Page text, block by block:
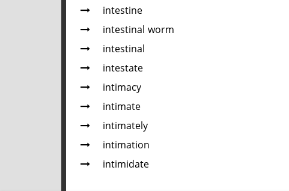
intestine
intestinal worm
intestinal
intestate
intimacy
intimate
intimately
intimation
intimidate